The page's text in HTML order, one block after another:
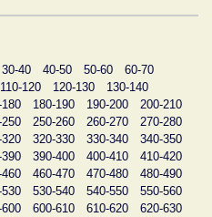
30-40 40-50 50-60
60-70
110-120 120-130
130-140
180 180-190 190-200
200-210
250 250-260 260-270
270-280
320-330 330-340
340-350
390-400 400-410
410-420
460-470 470-480
480-490
530-540 540-550
550-560
600-610 610-620
620-630